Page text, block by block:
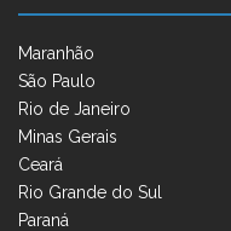
Maranhão
São Paulo
Rio de Janeiro
Minas Gerais
Ceará
Rio Grande do Sul
Paraná